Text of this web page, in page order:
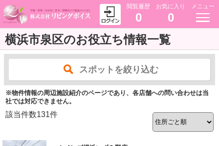
閲覧履歴
0
お気に入り
0
メニュー
横浜市泉区のお役立ち情報一覧
スポットを絞り込む
※物件情報の周辺施設紹介のページであり、各店舗への問い合わせは当
社では対応できません。
該当件数131件